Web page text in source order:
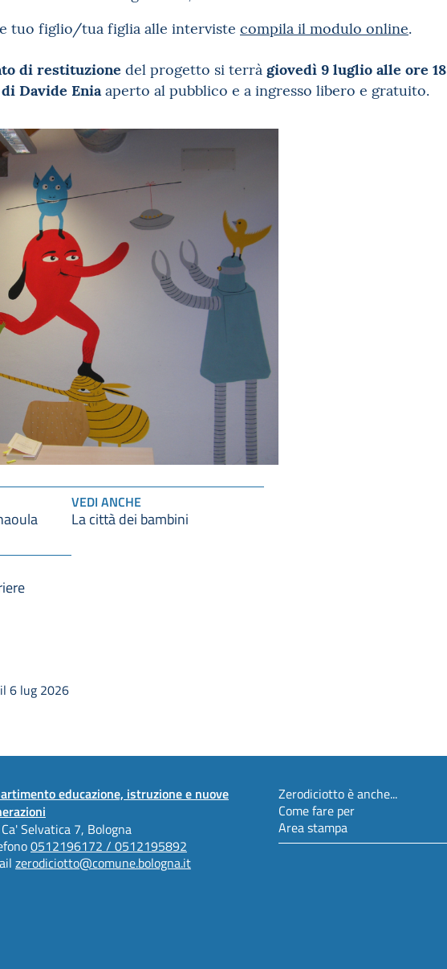
tuo figlio/tua figlia alle interviste compila il modulo online.
di restituzione del progetto si terrà giovedì 9 luglio alle ore 18
Davide Eniaaperto al pubblico e a ingresso libero e gratuito.
VEDI ANCHE
La città dei bambini
6 lug 2026
educazione, istruzione e nuove
Selvatica 7, Bologna
0512196172 / 0512195892
zerodiciotto@comune.bologna.it
Zerodiciotto è anche...
Come fare per
Area stampa